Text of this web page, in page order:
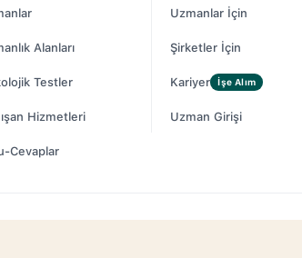
Alanları
Testler
Hizmetleri
Cevaplar
Uzmanlar İçin
Şirketler İçin
Kariyer İşe Alım
Uzman Girişi